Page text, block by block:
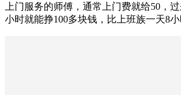
上门服务的师傅，通常上门费就给50，
小时就能挣100多块钱，比上班族一天8小